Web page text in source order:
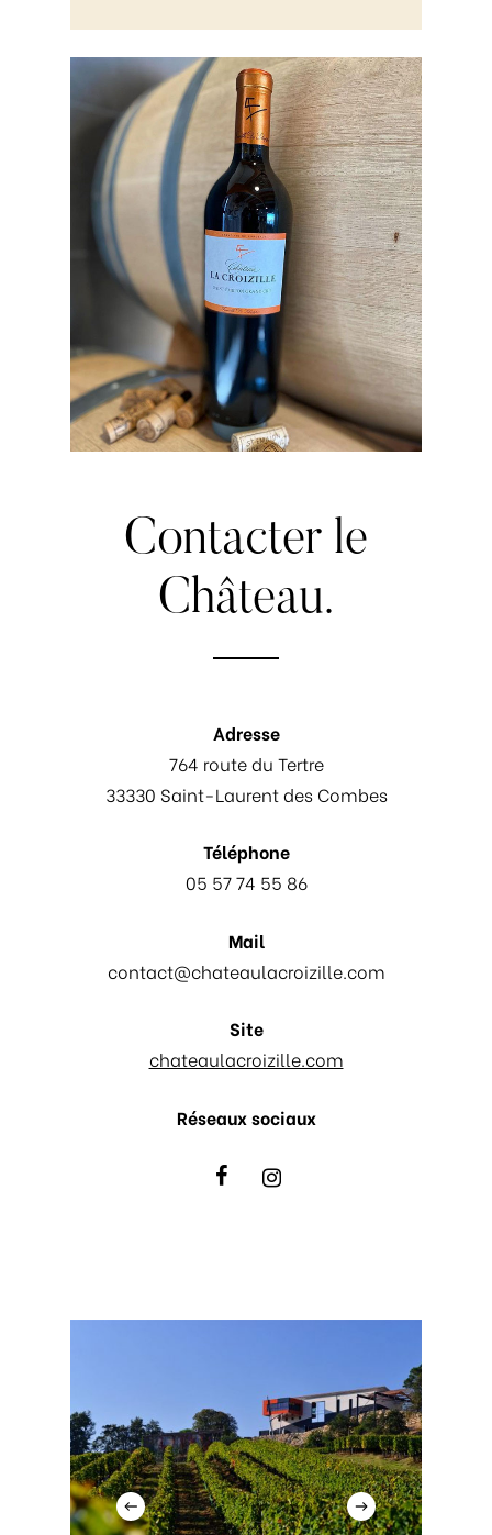
Contacter le
Château.
Adresse
764 route du Tertre
33330 Saint-Laurent des Combes
Téléphone
05 57 74 55 86
Mail
contact@chateaulacroizille.com
Site
chateaulacroizille.com
Réseaux sociaux